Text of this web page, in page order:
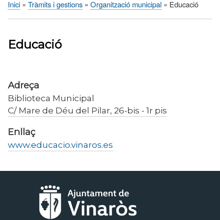
Fil
Inici Tràmits i gestions Organització municipal Educació
Educació
Adreça
Biblioteca Municipal
C/ Mare de Déu del Pilar, 26-bis - 1r pis
Enllaç
www.educacio.vinaros.es